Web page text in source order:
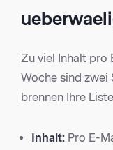
Zu viel Inhalt pro
Woche sind zwei
brennen Ihre
Inhalt: Pro E-